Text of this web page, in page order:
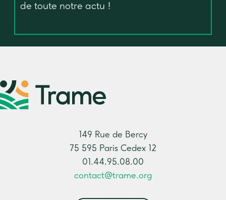
de toute notre actu !
149 Rue de Bercy
75 595 Paris Cedex 12
01.44.95.08.00
contact@trame.org